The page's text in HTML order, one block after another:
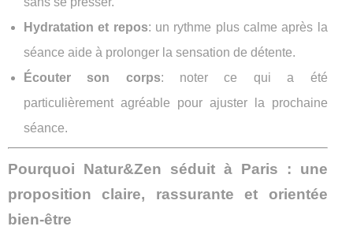
Hydratation et repos: un rythme plus calme après la
séance aide à prolonger la sensation de détente.
Écouter son corps: noter ce qui a été
particulièrement agréable pour ajuster la prochaine
séance.
Pourquoi Natur&Zen séduit à Paris : une
proposition claire, rassurante et orientée
bien-être